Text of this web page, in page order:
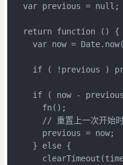
  var previous = null;
  return function () {
var now =
if ( !previous )
if ( now -
      fn();
// 重置上一次开始
      previous = now;
    } else {